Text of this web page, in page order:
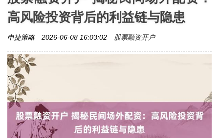
高风险投资背后的利益链与隐患
申捷策略 2026-06-08 16:03:02 股票融资开户